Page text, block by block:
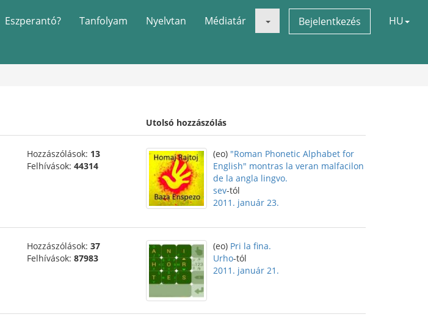
Eszperantó? Tanfolyam Nyelvtan Médiatár Bejelentkezés HU
Utolsó hozzászólás
Hozzászólások: 13
Felhívások: 44314
(eo) "Roman Phonetic Alphabet for
English" montras la veran malfacilon
de la angla lingvo.
sev-tól
2011. január 23.
Hozzászólások: 37
Felhívások: 87983
(eo) Pri la fina.
Urho-tól
2011. január 21.